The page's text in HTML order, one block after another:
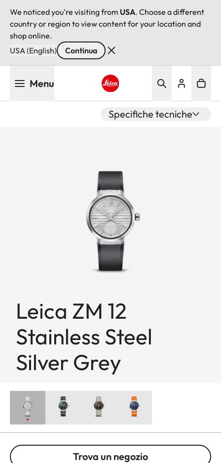
We noticed you're visiting from USA. Choose a different
country or region to view content for your location and
shop online.
USA (English)
Continua
Menu
Specifiche tecniche
Leica ZM 12
Stainless Steel
Silver Grey
Trova un negozio